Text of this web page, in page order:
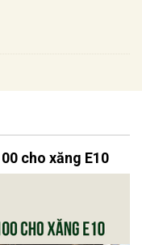
cho xăng E10